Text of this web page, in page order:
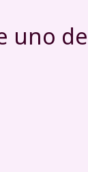
uno